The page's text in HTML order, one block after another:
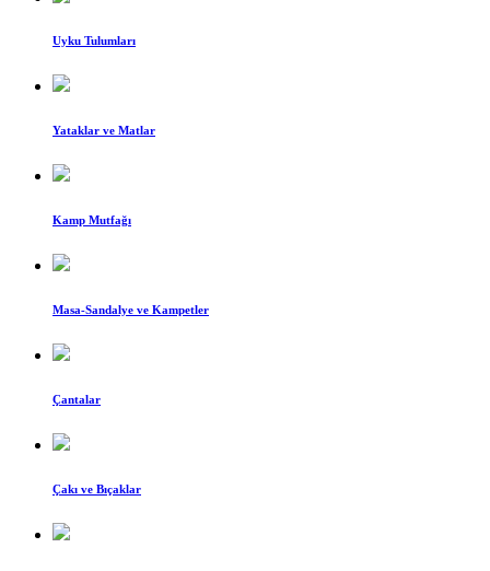
Uyku Tulumları
Yataklar ve Matlar
Kamp Mutfağı
Masa-Sandalye ve Kampetler
Çantalar
Çakı ve Bıçaklar